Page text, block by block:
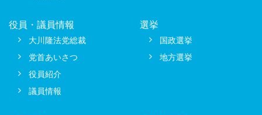
役員・議員情報
大川隆法党総裁
党首あいさつ
役員紹介
議員情報
選挙
国政選挙
地方選挙